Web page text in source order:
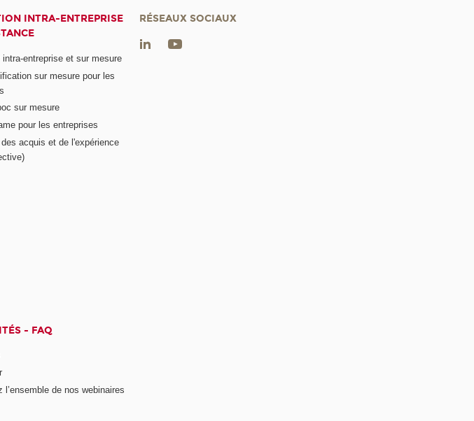
INTRA-ENTREPRISE
intra-entreprise et sur mesure
sur mesure pour les
sur mesure
pour les entreprises
acquis et de l'expérience
- FAQ
l’ensemble de nos webinaires
RÉSEAUX SOCIAUX